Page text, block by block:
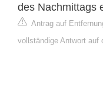
des Nachmittags
Antrag auf
vollständige Antwort auf